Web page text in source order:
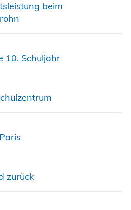
beim
10. Schuljahr
zurück